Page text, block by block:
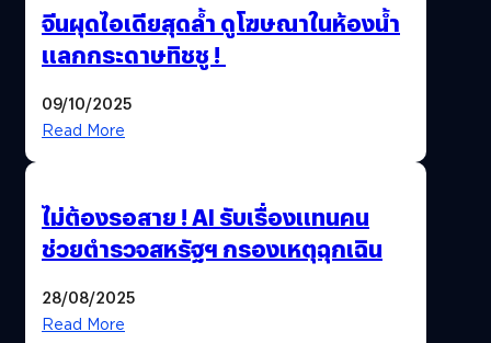
จีนผุดไอเดียสุดล้ำ ดูโฆษณาในห้องน้ำ
แลกกระดาษทิชชู !
09/10/2025
Read More
ไม่ต้องรอสาย ! AI รับเรื่องแทนคน
ช่วยตำรวจสหรัฐฯ กรองเหตุฉุกเฉิน
28/08/2025
Read More